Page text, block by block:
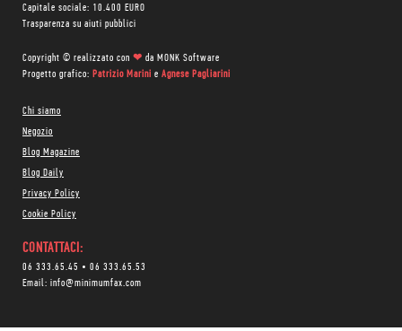
Capitale sociale: 10.400 EURO
Trasparenza su aiuti pubblici
Copyright © realizzato con ❤ da MONK Software
Progetto grafico: Patrizio Marini e Agnese Pagliarini
Chi siamo
Negozio
Blog Magazine
Blog Daily
Privacy Policy
Cookie Policy
CONTATTACI:
06 333.65.45 • 06 333.65.53
Email: info@minimumfax.com